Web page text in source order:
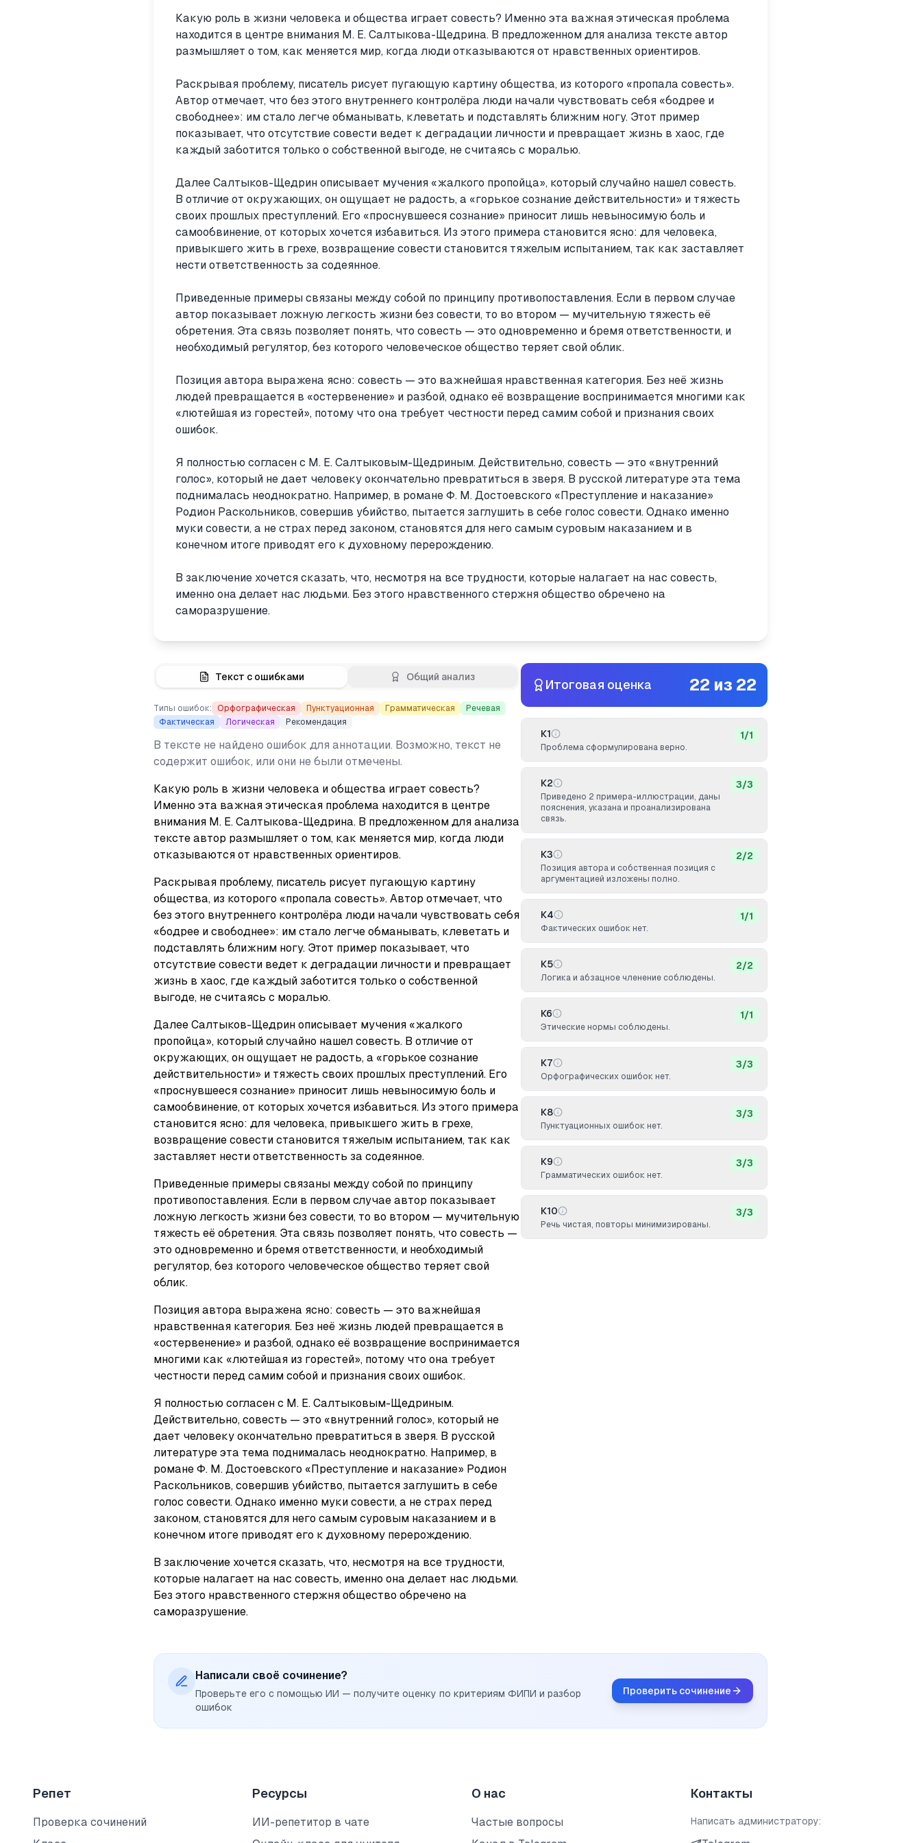
Какую роль в жизни человека и общества играет совесть? Именно эта важная этическая проблема
находится в центре внимания М. Е. Салтыкова-Щедрина. В предложенном для анализа тексте автор
размышляет о том, как меняется мир, когда люди отказываются от нравственных ориентиров.
Раскрывая проблему, писатель рисует пугающую картину общества, из которого «пропала совесть».
Автор отмечает, что без этого внутреннего контролёра люди начали чувствовать себя «бодрее и
свободнее»: им стало легче обманывать, клеветать и подставлять ближним ногу. Этот пример
показывает, что отсутствие совести ведет к деградации личности и превращает жизнь в хаос, где
каждый заботится только о собственной выгоде, не считаясь с моралью.
Далее Салтыков-Щедрин описывает мучения «жалкого пропойца», который случайно нашел совесть.
В отличие от окружающих, он ощущает не радость, а «горькое сознание действительности» и тяжесть
своих прошлых преступлений. Его «проснувшееся сознание» приносит лишь невыносимую боль и
самообвинение, от которых хочется избавиться. Из этого примера становится ясно: для человека,
привыкшего жить в грехе, возвращение совести становится тяжелым испытанием, так как заставляет
нести ответственность за содеянное.
Приведенные примеры связаны между собой по принципу противопоставления. Если в первом случае
автор показывает ложную легкость жизни без совести, то во втором — мучительную тяжесть её
обретения. Эта связь позволяет понять, что совесть — это одновременно и бремя ответственности, и
необходимый регулятор, без которого человеческое общество теряет свой облик.
Позиция автора выражена ясно: совесть — это важнейшая нравственная категория. Без неё жизнь
людей превращается в «остервенение» и разбой, однако её возвращение воспринимается многими как
«лютейшая из горестей», потому что она требует честности перед самим собой и признания своих
ошибок.
Я полностью согласен с М. Е. Салтыковым-Щедриным. Действительно, совесть — это «внутренний
голос», который не дает человеку окончательно превратиться в зверя. В русской литературе эта тема
поднималась неоднократно. Например, в романе Ф. М. Достоевского «Преступление и наказание»
Родион Раскольников, совершив убийство, пытается заглушить в себе голос совести. Однако именно
муки совести, а не страх перед законом, становятся для него самым суровым наказанием и в
конечном итоге приводят его к духовному перерождению.
В заключение хочется сказать, что, несмотря на все трудности, которые налагает на нас совесть,
именно она делает нас людьми. Без этого нравственного стержня общество обречено на
саморазрушение.
Текст с ошибками Общий анализ
Типы ошибок: Орфографическая Пунктуационная Грамматическая
Речевая
Фактическая
Логическая Рекомендация
В тексте не найдено ошибок для аннотации. Возможно, текст не
содержит ошибок, или они не были отмечены.
Какую роль в жизни человека и общества играет совесть?
Именно эта важная этическая проблема находится в центре
внимания М. Е. Салтыкова-Щедрина. В предложенном для анализа
тексте автор размышляет о том, как меняется мир, когда люди
отказываются от нравственных ориентиров.
Раскрывая проблему, писатель рисует пугающую картину
общества, из которого «пропала совесть». Автор отмечает, что
без этого внутреннего контролёра люди начали чувствовать себя
«бодрее и свободнее»: им стало легче обманывать, клеветать и
подставлять ближним ногу. Этот пример показывает, что
отсутствие совести ведет к деградации личности и превращает
жизнь в хаос, где каждый заботится только о собственной
выгоде, не считаясь с моралью.
Далее Салтыков-Щедрин описывает мучения «жалкого
пропойца», который случайно нашел совесть. В отличие от
окружающих, он ощущает не радость, а «горькое сознание
действительности» и тяжесть своих прошлых преступлений. Его
«проснувшееся сознание» приносит лишь невыносимую боль и
самообвинение, от которых хочется избавиться. Из этого примера
становится ясно: для человека, привыкшего жить в грехе,
возвращение совести становится тяжелым испытанием, так как
заставляет нести ответственность за содеянное.
Приведенные примеры связаны между собой по принципу
противопоставления. Если в первом случае автор показывает
ложную легкость жизни без совести, то во втором — мучительную
тяжесть её обретения. Эта связь позволяет понять, что совесть —
это одновременно и бремя ответственности, и необходимый
регулятор, без которого человеческое общество теряет свой
облик.
Позиция автора выражена ясно: совесть — это важнейшая
нравственная категория. Без неё жизнь людей превращается в
«остервенение» и разбой, однако её возвращение воспринимается
многими как «лютейшая из горестей», потому что она требует
честности перед самим собой и признания своих ошибок.
Я полностью согласен с М. Е. Салтыковым-Щедриным.
Действительно, совесть — это «внутренний голос», который не
дает человеку окончательно превратиться в зверя. В русской
литературе эта тема поднималась неоднократно. Например, в
романе Ф. М. Достоевского «Преступление и наказание» Родион
Раскольников, совершив убийство, пытается заглушить в себе
голос совести. Однако именно муки совести, а не страх перед
законом, становятся для него самым суровым наказанием и в
конечном итоге приводят его к духовному перерождению.
В заключение хочется сказать, что, несмотря на все трудности,
которые налагает на нас совесть, именно она делает нас людьми.
Без этого нравственного стержня общество обречено на
саморазрушение.
Итоговая оценка 22 из 22
К1
Проблема сформулирована верно.
1/1
К2
Приведено 2 примера-иллюстрации, даны
пояснения, указана и проанализирована
связь.
3/3
К3
Позиция автора и собственная позиция с
аргументацией изложены полно.
2/2
К4
Фактических ошибок нет.
1/1
К5
Логика и абзацное членение соблюдены.
2/2
К6
Этические нормы соблюдены.
1/1
К7
Орфографических ошибок нет.
3/3
К8
Пунктуационных ошибок нет.
3/3
К9
Грамматических ошибок нет.
3/3
К10
Речь чистая, повторы минимизированы.
3/3
Написали своё сочинение?
Проверьте его с помощью ИИ — получите оценку по критериям ФИПИ и разбор
ошибок
Проверить сочинение
Репет
Проверка сочинений
Ресурсы
ИИ-репетитор в чате
О нас
Частые вопросы
Контакты
Написать администратору: